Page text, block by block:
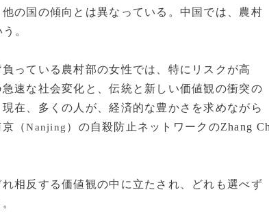
の国の傾向とは異なっている。中国では、農村
。
っている農村部の女性では、特にリスクが高
速な社会変化と、伝統と新しい価値観の衝突の
在、多くの人が、経済的な豊かさを求めながら
京（Nanjing ）の自殺防止ネットワークのZhang
相反する価値観の中に立たされ、どれも選べず